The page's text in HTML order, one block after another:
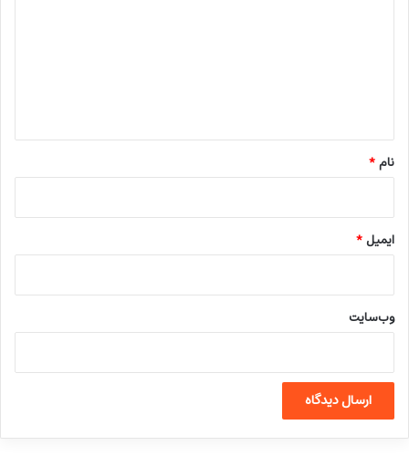
نام*
ایمیل*
وب‌سایت